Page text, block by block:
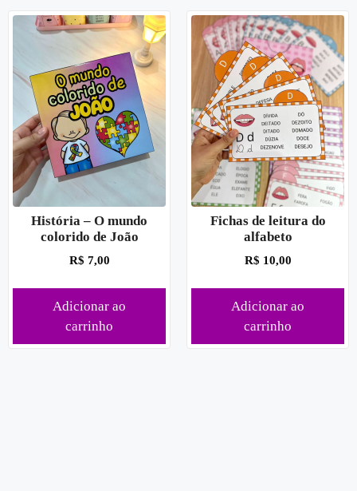
História – O mundo
colorido de João
R$ 7,00
Adicionar ao
carrinho
Fichas de leitura do
alfabeto
R$ 10,00
Adicionar ao
carrinho